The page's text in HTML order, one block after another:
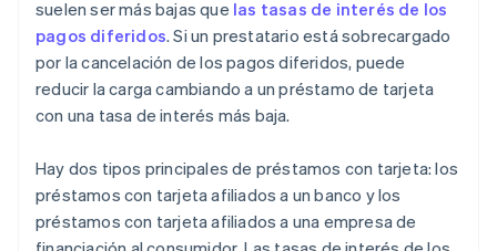
suelen ser más bajas que las tasas de interés de los
pagos diferidos. Si un prestatario está sobrecargado
por la cancelación de los pagos diferidos, puede
reducir la carga cambiando a un préstamo de tarjeta
con una tasa de interés más baja.
Hay dos tipos principales de préstamos con tarjeta: los
préstamos con tarjeta afiliados a un banco y los
préstamos con tarjeta afiliados a una empresa de